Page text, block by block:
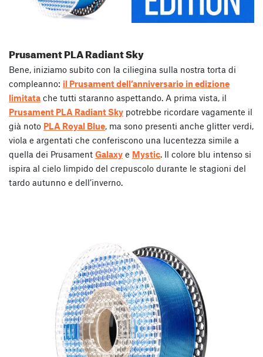
Prusament PLA Radiant Sky
Bene, iniziamo subito con la ciliegina sulla nostra torta di
compleanno: il Prusament dell’anniversario in edizione
limitata che tutti staranno aspettando. A prima vista, il
Prusament PLA Radiant Sky potrebbe ricordare vagamente il
già noto PLA Royal Blue, ma sono presenti anche glitter verdi,
viola e argentati che conferiscono una lucentezza simile a
quella dei Prusament Galaxy e Mystic. Il colore blu intenso si
ispira al cielo limpido del crepuscolo durante le stagioni del
tardo autunno e dell’inverno.